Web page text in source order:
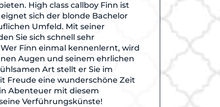
High class callboy Finn ist
sich der blonde Bachelor
Umfeld. Mit seiner
Sie sich schnell sehr
Finn einmal kennenlernt, wird
Augen und seinem ehrlichen
Art stellt er Sie im
Freude eine wunderschöne Zeit
Abenteuer mit diesem
Verführungskünste!